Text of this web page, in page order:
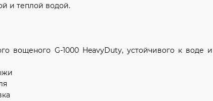
и теплой водой.
вощеного G-1000 HeavyDuty, устойчивого к воде и